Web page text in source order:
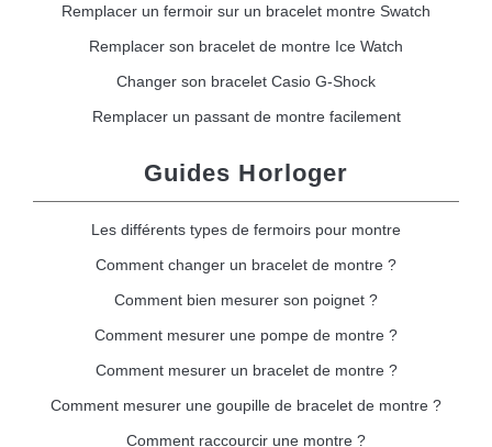
Remplacer un fermoir sur un bracelet montre Swatch
Remplacer son bracelet de montre Ice Watch
Changer son bracelet Casio G-Shock
Remplacer un passant de montre facilement
Guides Horloger
Les différents types de fermoirs pour montre
Comment changer un bracelet de montre ?
Comment bien mesurer son poignet ?
Comment mesurer une pompe de montre ?
Comment mesurer un bracelet de montre ?
Comment mesurer une goupille de bracelet de montre ?
Comment raccourcir une montre ?